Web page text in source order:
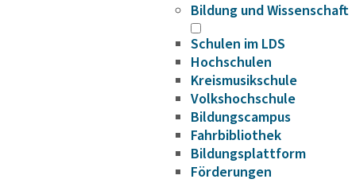
Bildung und Wissenschaft
Schulen im LDS
Hochschulen
Kreismusikschule
Volkshochschule
Bildungscampus
Fahrbibliothek
Bildungsplattform
Förderungen